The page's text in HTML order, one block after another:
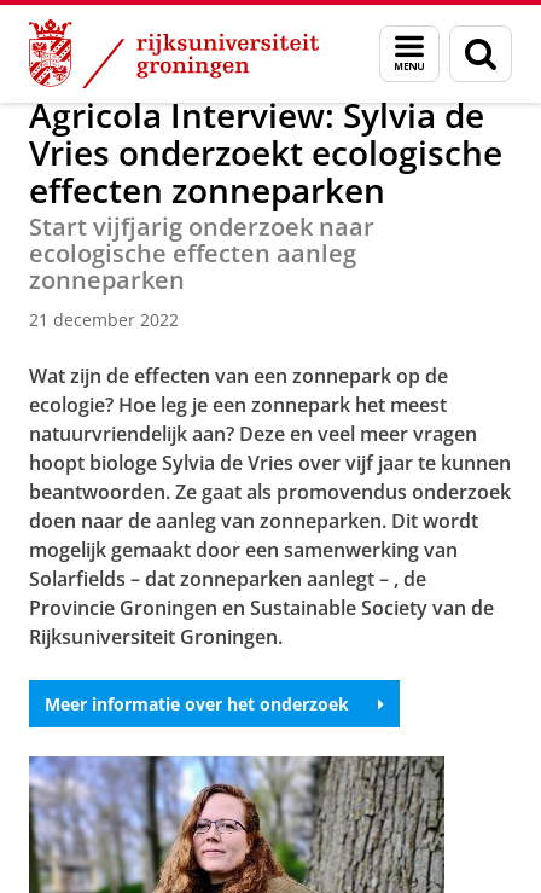
Skip
Content
Skip
Navigation
Menu
en
zoeken
Over ons Actueel Nieuws Nieuwsberichten
Agricola Interview: Sylvia de
Vries onderzoekt ecologische
effecten zonneparken
Start vijfjarig onderzoek naar
ecologische effecten aanleg
zonneparken
21 december 2022
Wat zijn de effecten van een zonnepark op de
ecologie? Hoe leg je een zonnepark het meest
natuurvriendelijk aan? Deze en veel meer vragen
hoopt biologe Sylvia de Vries over vijf jaar te kunnen
beantwoorden. Ze gaat als promovendus onderzoek
doen naar de aanleg van zonneparken. Dit wordt
mogelijk gemaakt door een samenwerking van
Solarfields – dat zonneparken aanlegt – , de
Provincie Groningen en Sustainable Society van de
Rijksuniversiteit Groningen.
Meer informatie over het onderzoek